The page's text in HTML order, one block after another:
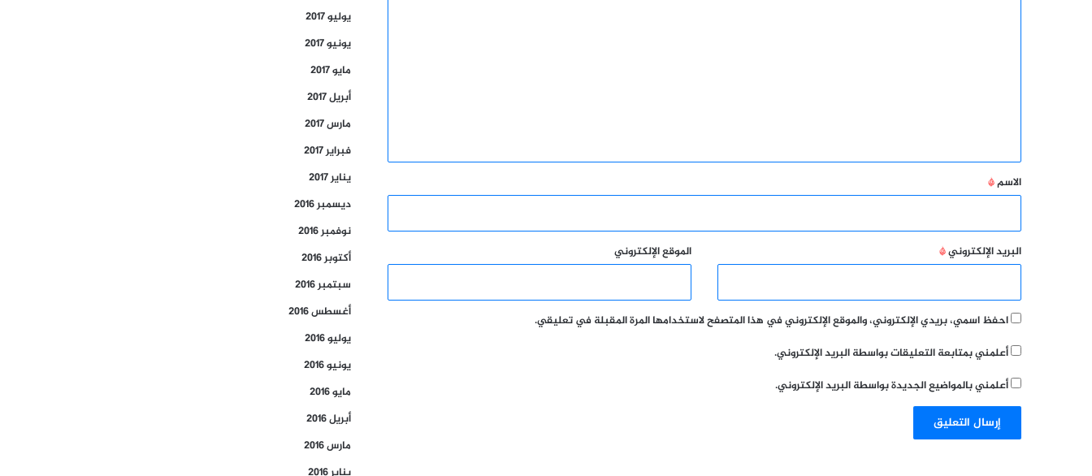
*
الاسم*
البريد الإلكتروني* الموقع الإلكتروني
احفظ اسمي، بريدي الإلكتروني، والموقع الإلكتروني في هذا المتصفح لاستخدامها المرة المقبلة في تعليقي.
أعلمني بمتابعة التعليقات بواسطة البريد الإلكتروني.
أعلمني بالمواضيع الجديدة بواسطة البريد الإلكتروني.
يوليو 2017
يونيو 2017
مايو 2017
أبريل 2017
مارس 2017
فبراير 2017
يناير 2017
ديسمبر 2016
نوفمبر 2016
أكتوبر 2016
سبتمبر 2016
أغسطس 2016
يوليو 2016
يونيو 2016
مايو 2016
أبريل 2016
مارس 2016